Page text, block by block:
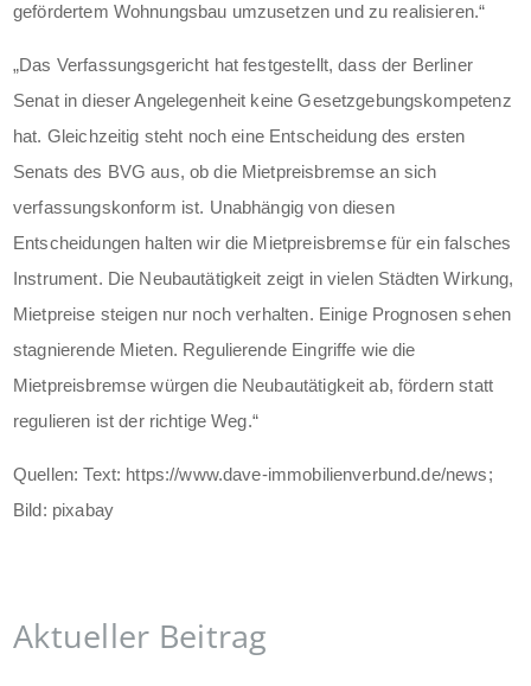
gefördertem Wohnungsbau umzusetzen und zu realisieren.“
„Das Verfassungsgericht hat festgestellt, dass der Berliner
Senat in dieser Angelegenheit keine Gesetzgebungskompetenz
hat. Gleichzeitig steht noch eine Entscheidung des ersten
Senats des BVG aus, ob die Mietpreisbremse an sich
verfassungskonform ist. Unabhängig von diesen
Entscheidungen halten wir die Mietpreisbremse für ein falsches
Instrument. Die Neubautätigkeit zeigt in vielen Städten Wirkung,
Mietpreise steigen nur noch verhalten. Einige Prognosen sehen
stagnierende Mieten. Regulierende Eingriffe wie die
Mietpreisbremse würgen die Neubautätigkeit ab, fördern statt
regulieren ist der richtige Weg.“
Quellen: Text: https://www.dave-immobilienverbund.de/news;
Bild: pixabay
Aktueller Beitrag